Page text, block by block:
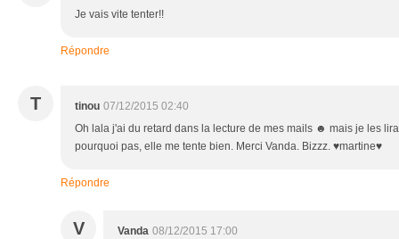
Je vais vite tenter!!
Répondre
T tinou 07/12/2015 02:40
Oh lala j'ai du retard dans la lecture de mes mails ☻ mais je les
pourquoi pas, elle me tente bien. Merci Vanda. Bizzz. ♥martine♥
Répondre
V Vanda 08/12/2015 17:00